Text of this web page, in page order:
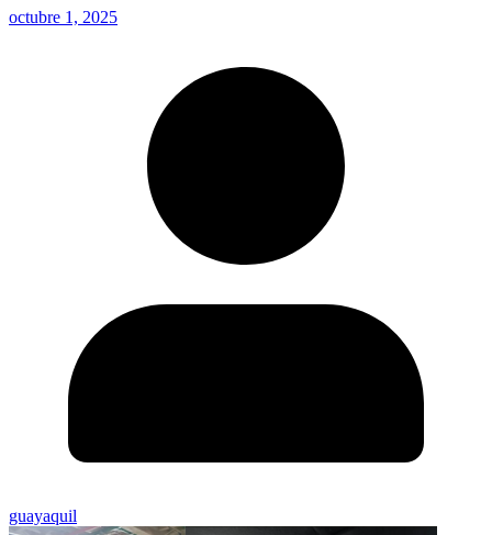
octubre 1, 2025
guayaquil